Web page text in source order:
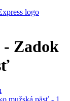
Zadok